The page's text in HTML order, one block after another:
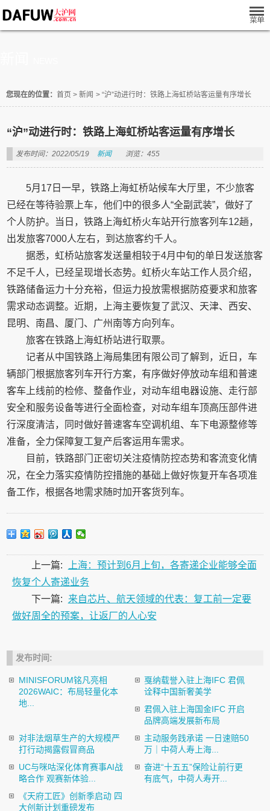
您现在的位置： 首页 > 新闻 > “沪”动进行时：铁路上海虹桥站客运量有序增长
“沪”动进行时：铁路上海虹桥站客运量有序增长
发布时间：2022/05/19 新闻 浏览：455
5月17日一早，铁路上海虹桥站候车大厅里，不少旅客
已经在等待验票上车，他们中的很多人“全副武装”，做好了
个人防护。当日，铁路上海虹桥火车站开行旅客列车12趟，
出发旅客7000人左右，到达旅客约千人。
据悉，虹桥站旅客发送量相较于4月中旬的单日发送旅客
不足千人，已经呈现增长态势。虹桥火车站工作人员介绍，
铁路储备运力十分充裕，但运力投放需根据防疫要求和旅客
需求动态调整。近期，上海主要恢复了武汉、天津、西安、
昆明、南昌、厦门、广州南等方向列车。
旅客在铁路上海虹桥站进行取票。
记者从中国铁路上海局集团有限公司了解到，近日，车
辆部门根据旅客列车开行方案，有序做好停放动车组和普速
客车上线前的检修、整备作业，对动车组电器设施、走行部
安全和服务设备等进行全面检查，对动车组车顶高压部件进
行深度清洁，同时做好普速客车空调机组、车下电源整修等
准备，全力保障复工复产后客运用车需求。
目前，铁路部门正密切关注疫情防控态势和客流变化情
况，在全力落实疫情防控措施的基础上做好恢复开车各项准
备工作，根据各地需求随时加开客货列车。
上一篇:
上海：预计到6月上旬，各寄递企业能够全面
恢复个人寄递业务
下一篇:
来自芯片、航天领域的代表：复工前一定要
做好周全的预案，让返厂的人心安
发布时间:
MINISFORUM铭凡亮相
2026WAIC：布局轻量化本
地...
戛纳载誉入驻上海IFC 君佩
诠释中国新奢美学
君佩入驻上海国金IFC 开启
品牌高端发展新布局
对非法烟草生产的大规模严
打行动揭露假冒商品
主动服务践承诺 一日速赔50
万｜中荷人寿上海...
UC与咪咕深化体育赛事AI战
略合作 观赛新体验...
奋进“十五五”保险让前行更
有底气，中荷人寿开...
《天府工匠》创新季启动 四
大创新计划重磅发布